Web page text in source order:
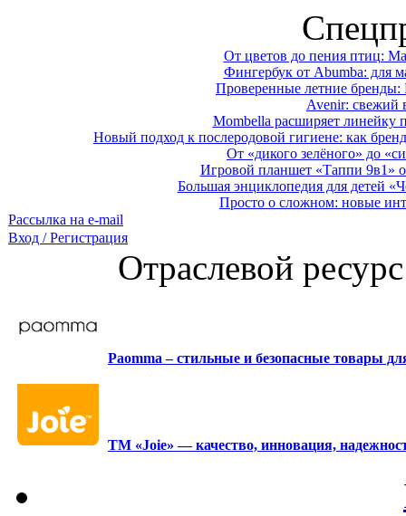
От цветов до пения птиц:
Фингербук от Abumba: для
Проверенные летние
Avenir: свежий
Mombella расширяет линейку
Новый подход к послеродовой гигиене: как
От «дикого зелёного» до
Игровой планшет «Таппи 9в1»
Большая энциклопедия для детей
Просто о сложном: новые
Рассылка на e-mail
Вход / Регистрация
Отраслевой
Paomma – стильные и безопасные товары
ТМ «Joie» — качество, инновация,